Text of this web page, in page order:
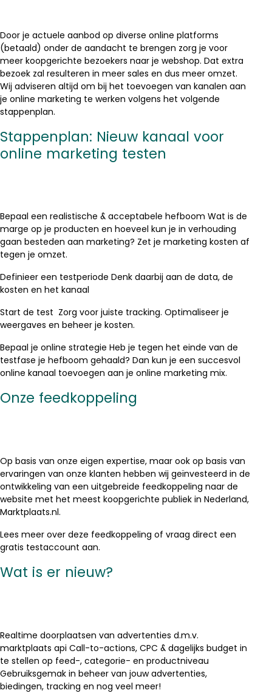
Door je actuele aanbod op diverse online platforms
(betaald) onder de aandacht te brengen zorg je voor
meer koopgerichte bezoekers naar je webshop. Dat extra
bezoek zal resulteren in meer sales en dus meer omzet.
Wij adviseren altijd om bij het toevoegen van kanalen aan
je online marketing te werken volgens het volgende
stappenplan.
Stappenplan: Nieuw kanaal voor
online marketing testen
Bepaal een realistische & acceptabele hefboom Wat is de
marge op je producten en hoeveel kun je in verhouding
gaan besteden aan marketing? Zet je marketing kosten af
tegen je omzet.
Definieer een testperiode Denk daarbij aan de data, de
kosten en het kanaal
Start de test Zorg voor juiste tracking. Optimaliseer je
weergaves en beheer je kosten.
Bepaal je online strategie Heb je tegen het einde van de
testfase je hefboom gehaald? Dan kun je een succesvol
online kanaal toevoegen aan je online marketing mix.
Onze feedkoppeling
Op basis van onze eigen expertise, maar ook op basis van
ervaringen van onze klanten hebben wij geïnvesteerd in de
ontwikkeling van een uitgebreide feedkoppeling naar de
website met het meest koopgerichte publiek in Nederland,
Marktplaats.nl.
Lees meer over deze feedkoppeling of vraag direct een
gratis testaccount aan.
Wat is er nieuw?
Realtime doorplaatsen van advertenties d.m.v.
marktplaats api Call-to-actions, CPC & dagelijks budget in
te stellen op feed-, categorie- en productniveau
Gebruiksgemak in beheer van jouw advertenties,
biedingen, tracking en nog veel meer!